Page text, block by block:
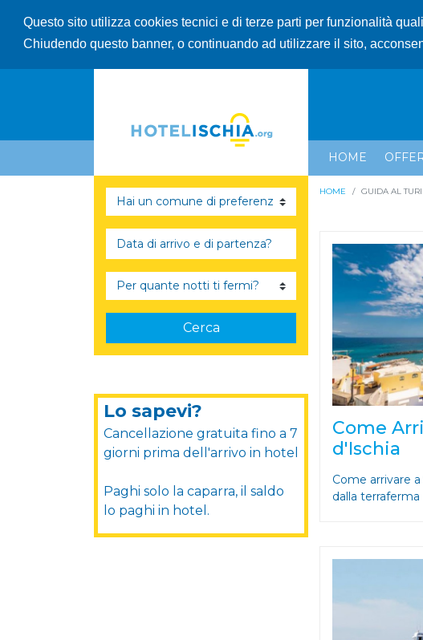
Questo sito utilizza cookies tecnici e di terze parti per funzionalità
Chiudendo questo banner, o continuando ad utilizzare il sito,
HOME
Cerca
Lo sapevi?
Cancellazione gratuita fino a 7
giorni prima dell'arrivo in hotel
Paghi solo la caparra, il saldo
lo paghi in hotel.
HOME GUIDA AL
Come
d'Ischia
Come arrivare
dalla